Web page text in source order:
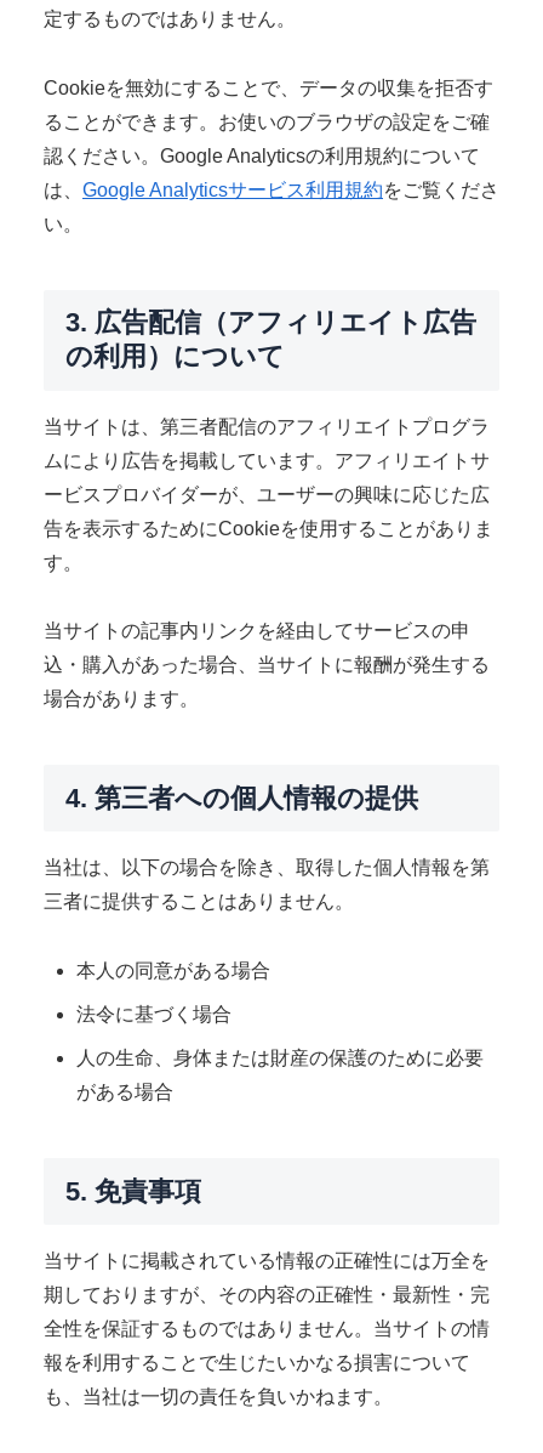
定するものではありません。
Cookieを無効にすることで、データの収集を拒否す
ることができます。お使いのブラウザの設定をご確
認ください。Google Analyticsの利用規約について
は、 Google Analyticsサービス利用規約をご覧くださ
い。
3. 広告配信（アフィリエイト広告
の利用）について
当サイトは、第三者配信のアフィリエイトプログラ
ムにより広告を掲載しています。アフィリエイトサ
ービスプロバイダーが、ユーザーの興味に応じた広
告を表示するためにCookieを使用することがありま
す。
当サイトの記事内リンクを経由してサービスの申
込・購入があった場合、当サイトに報酬が発生する
場合があります。
4. 第三者への個人情報の提供
当社は、以下の場合を除き、取得した個人情報を第
三者に提供することはありません。
本人の同意がある場合
法令に基づく場合
人の生命、身体または財産の保護のために必要
がある場合
5. 免責事項
当サイトに掲載されている情報の正確性には万全を
期しておりますが、その内容の正確性・最新性・完
全性を保証するものではありません。当サイトの情
報を利用することで生じたいかなる損害について
も、当社は一切の責任を負いかねます。